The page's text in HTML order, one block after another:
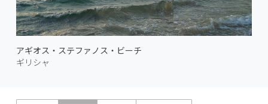
アギオス・ステファノス・ビーチ
ギリシャ